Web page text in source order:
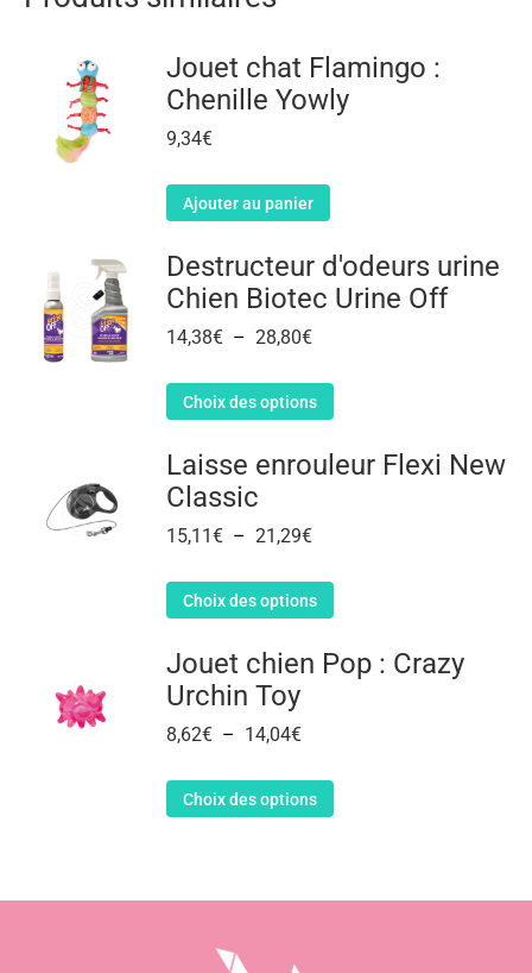
Jouet chat Flamingo :
Chenille Yowly
9,34€
Ajouter au panier
Destructeur d'odeurs urine
Chien Biotec Urine Off
14,38€ – 28,80€
Choix des options
Laisse enrouleur Flexi New
Classic
15,11€ – 21,29€
Choix des options
Jouet chien Pop : Crazy
Urchin Toy
8,62€ – 14,04€
Choix des options